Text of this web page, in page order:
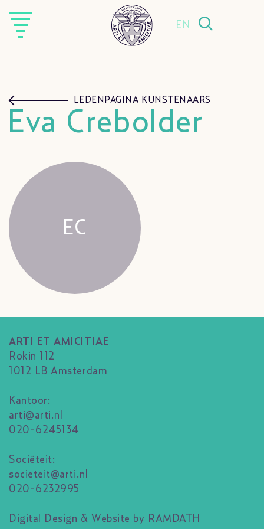
EN
LEDENPAGINA KUNSTENAARS
Eva Crebolder
EC
ARTI ET AMICITIAE
Rokin 112
1012 LB Amsterdam
Kantoor:
arti@arti.nl
020-6245134
Sociëteit:
societeit@arti.nl
020-6232995
Digital Design & Website by RAMDATH